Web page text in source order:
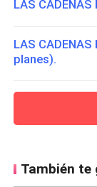
LAS
LAS
planes).
También te